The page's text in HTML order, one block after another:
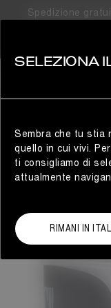
Spedizione
SELEZIONA
Sembra che tu stia
quello in cui vivi.
ti consigliamo di
attualmente
RIMANI IN